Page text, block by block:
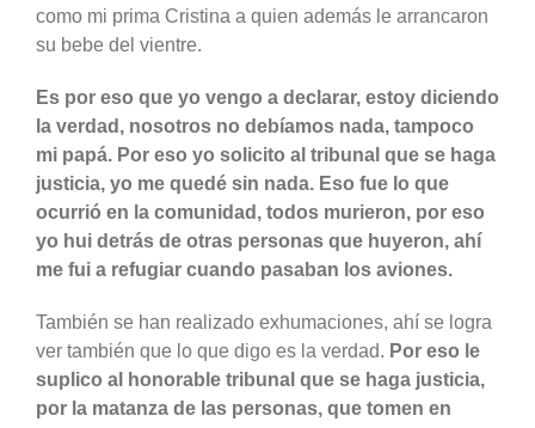
como mi prima Cristina a quien además le arrancaron
su bebe del vientre.
Es por eso que yo vengo a declarar, estoy diciendo
la verdad, nosotros no debíamos nada, tampoco
mi papá. Por eso yo solicito al tribunal que se haga
justicia, yo me quedé sin nada. Eso fue lo que
ocurrió en la comunidad, todos murieron, por eso
yo hui detrás de otras personas que huyeron, ahí
me fui a refugiar cuando pasaban los aviones.
También se han realizado exhumaciones, ahí se logra
ver también que lo que digo es la verdad. Por eso le
suplico al honorable tribunal que se haga justicia,
por la matanza de las personas, que tomen en